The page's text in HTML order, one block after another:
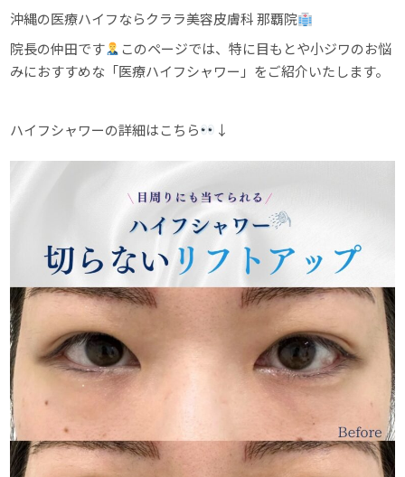
沖縄の医療ハイフならクララ美容皮膚科 那覇院
院長の仲田です
このページでは、特に目もとや小ジワのお悩
みにおすすめな「医療ハイフシャワー」をご紹介いたします。
ハイフシャワーの詳細はこちら ↓